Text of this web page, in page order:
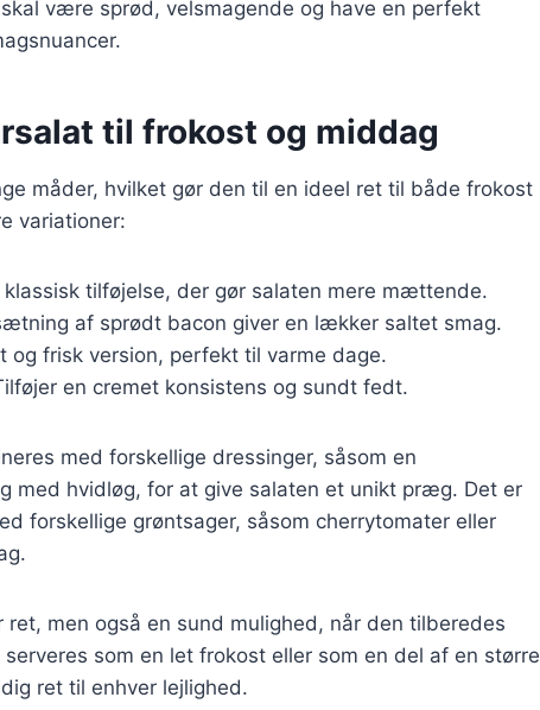
være sprød, velsmagende og have en perfekt
til frokost og middag
måder, hvilket gør den til en ideel ret til både frokost
variationer:
klassisk tilføjelse, der gør salaten mere mættende.
af sprødt bacon giver en lækker saltet smag.
og frisk version, perfekt til varme dage.
en cremet konsistens og sundt fedt.
med forskellige dressinger, såsom en
med hvidløg, for at give salaten et unikt præg. Det er
forskellige grøntsager, såsom cherrytomater eller
men også en sund mulighed, når den tilberedes
som en let frokost eller som en del af en større
ret til enhver lejlighed.